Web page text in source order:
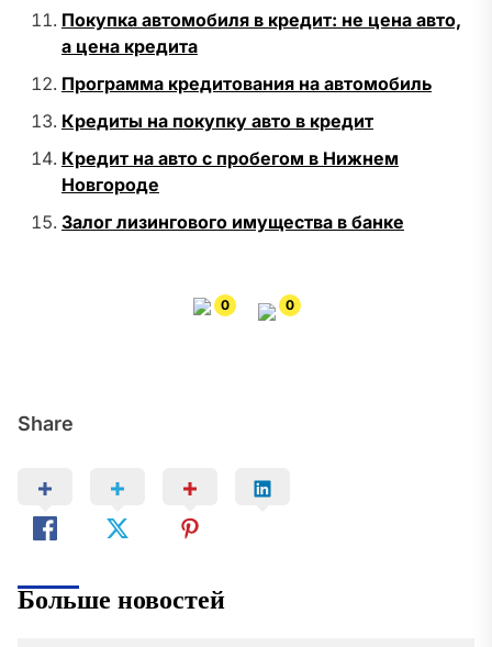
Share
Покупка автомобиля в кредит: не цена авто,
а цена кредита
Программа кредитования на автомобиль
Кредиты на покупку авто в кредит
Кредит на авто с пробегом в Нижнем
Новгороде
Залог лизингового имущества в банке
0 0
Больше новостей